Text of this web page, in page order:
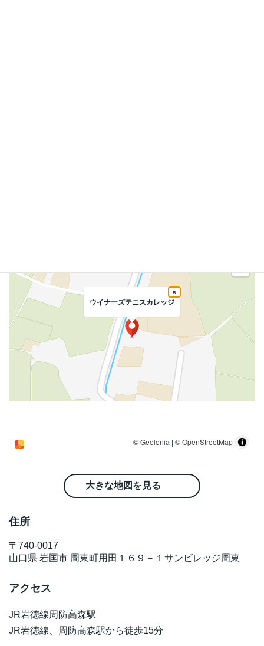
ウイナーズテニスカレッジ
×
大きな地図を見る
住所
〒 740-0017
山口県 岩国市 周東町用田１６９－１ サンビレッジ周東
アクセス
JR岩徳線周防高森駅
JR岩徳線、周防高森駅から徒歩15分